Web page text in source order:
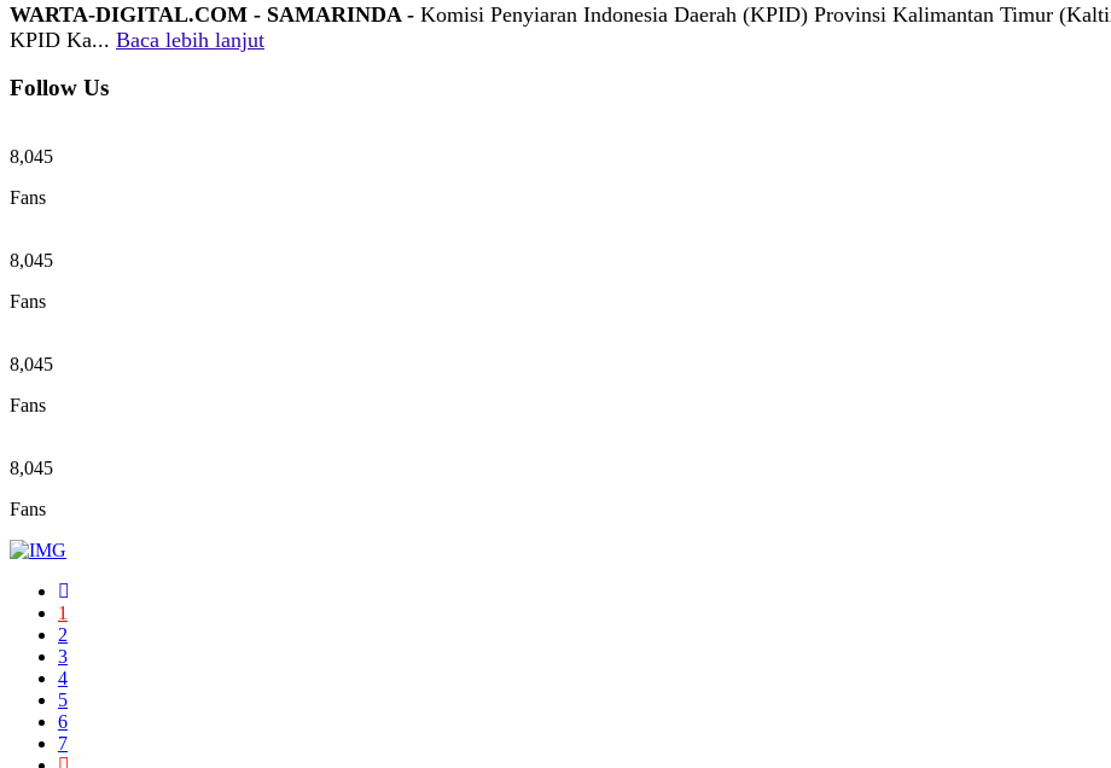
WARTA-DIGITAL.COM - SAMARINDA - Komisi Penyiaran Indonesia Daerah (KPID) Provinsi Kalimantan Timur
KPID Ka... Baca lebih lanjut
Follow Us
8,045
Fans
8,045
Fans
8,045
Fans
8,045
Fans
1
2
3
4
5
6
7